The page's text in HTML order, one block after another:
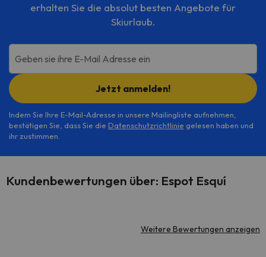
erhalten Sie die absolut besten Angebote für
Skiurlaub.
Geben sie ihre E-Mail Adresse ein
Jetzt anmelden!
Indem Sie Ihre E-Mail-Adresse in unsere Mailingliste aufnehmen,
bestätigen Sie, dass Sie die Datenschutzrichtlinie gelesen haben und
ihr zustimmen.
Kundenbewertungen über: Espot Esquí
Weitere Bewertungen anzeigen